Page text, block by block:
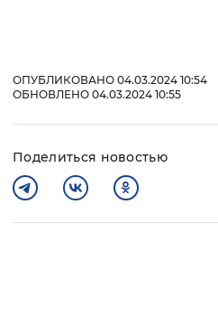
ОПУБЛИКОВАНО 04.03.2024 10:54
ОБНОВЛЕНО 04.03.2024 10:55
Поделиться новостью